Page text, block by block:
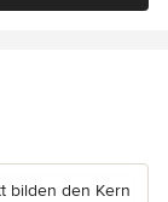
bilden den Kern